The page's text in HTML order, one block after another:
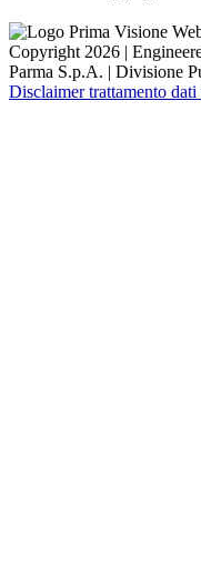
Copyright 2026 |
Parma S.p.A. | Divisione
Disclaimer trattamento dati